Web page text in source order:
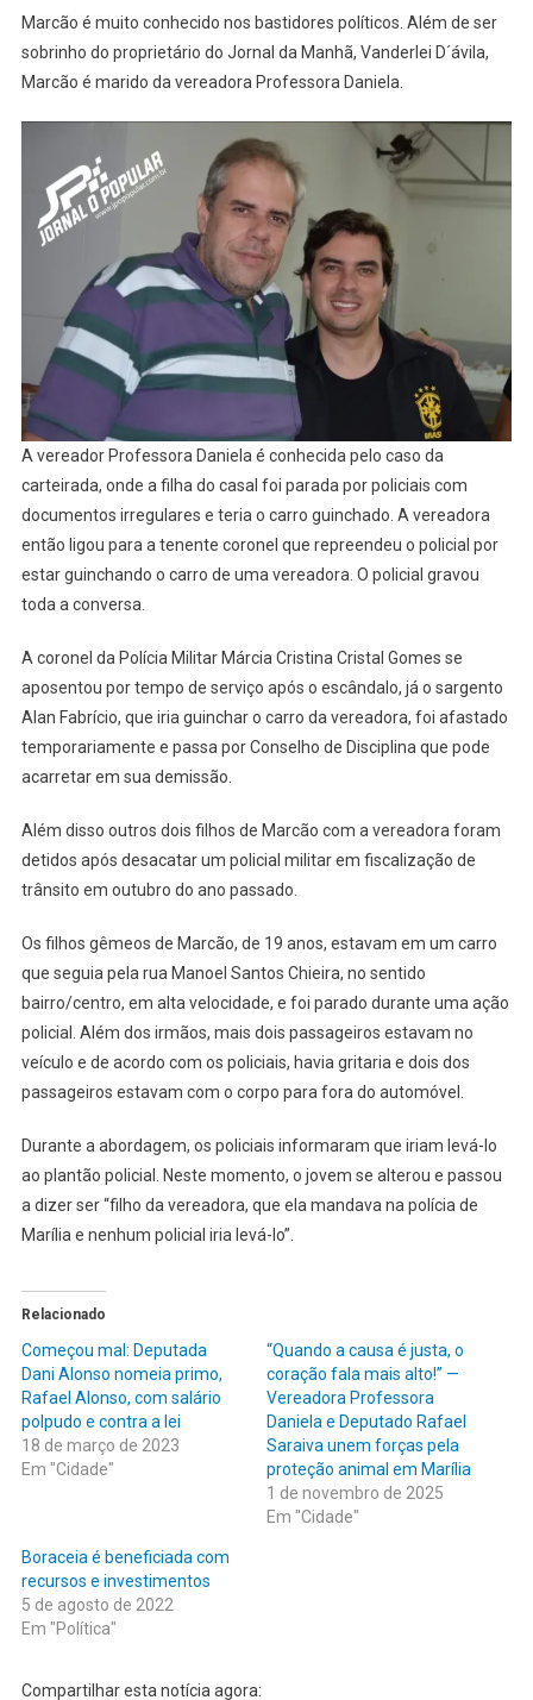
Marcão é muito conhecido nos bastidores políticos. Além de ser
sobrinho do proprietário do Jornal da Manhã, Vanderlei D´ávila,
Marcão é marido da vereadora Professora Daniela.
A vereador Professora Daniela é conhecida pelo caso da
carteirada, onde a filha do casal foi parada por policiais com
documentos irregulares e teria o carro guinchado. A vereadora
então ligou para a tenente coronel que repreendeu o policial por
estar guinchando o carro de uma vereadora. O policial gravou
toda a conversa.
A coronel da Polícia Militar Márcia Cristina Cristal Gomes se
aposentou por tempo de serviço após o escândalo, já o sargento
Alan Fabrício, que iria guinchar o carro da vereadora, foi afastado
temporariamente e passa por Conselho de Disciplina que pode
acarretar em sua demissão.
Além disso outros dois filhos de Marcão com a vereadora foram
detidos após desacatar um policial militar em fiscalização de
trânsito em outubro do ano passado.
Os filhos gêmeos de Marcão, de 19 anos, estavam em um carro
que seguia pela rua Manoel Santos Chieira, no sentido
bairro/centro, em alta velocidade, e foi parado durante uma ação
policial. Além dos irmãos, mais dois passageiros estavam no
veículo e de acordo com os policiais, havia gritaria e dois dos
passageiros estavam com o corpo para fora do automóvel.
Durante a abordagem, os policiais informaram que iriam levá-lo
ao plantão policial. Neste momento, o jovem se alterou e passou
a dizer ser “filho da vereadora, que ela mandava na polícia de
Marília e nenhum policial iria levá-lo”.
Relacionado
Começou mal: Deputada
Dani Alonso nomeia primo,
Rafael Alonso, com salário
polpudo e contra a lei
18 de março de 2023
Em "Cidade"
“Quando a causa é justa, o
coração fala mais alto!” —
Vereadora Professora
Daniela e Deputado Rafael
Saraiva unem forças pela
proteção animal em Marília
1 de novembro de 2025
Em "Cidade"
Boraceia é beneficiada com
recursos e investimentos
5 de agosto de 2022
Em "Política"
Compartilhar esta notícia agora: